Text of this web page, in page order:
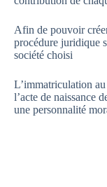
Afin de pouvoir
procédure juridique
société choisi
L’immatriculation
l’acte de naissance
une personnalité